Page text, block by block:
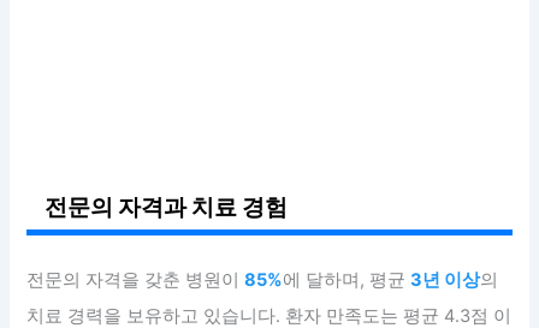
전문의 자격과 치료 경험
전문의 자격을 갖춘 병원이85%에 달하며, 평균3년 이상의
치료 경력을 보유하고 있습니다. 환자 만족도는 평균 4.3점 이